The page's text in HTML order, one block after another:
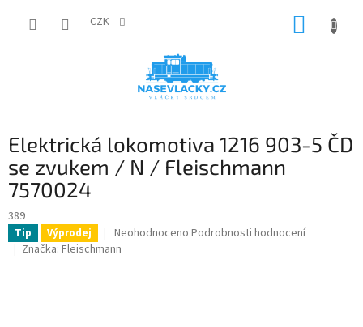
CZK
Elektrická lokomotiva 1216 903-5 ČD
se zvukem / N / Fleischmann
7570024
389
Tip Výprodej
Průměrné
hodnocení
Neohodnoceno Podrobnosti hodnocení
Značka: Fleischmann